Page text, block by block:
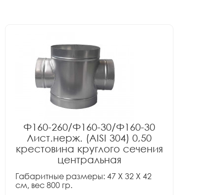
Ф160-260/Ф160-30/Ф160-30
Лист.нерж. (AISI 304) 0,50
крестовина круглого сечения
центральная
Габаритные размеры: 47 X 32 X 42
см, вес 800 гр.